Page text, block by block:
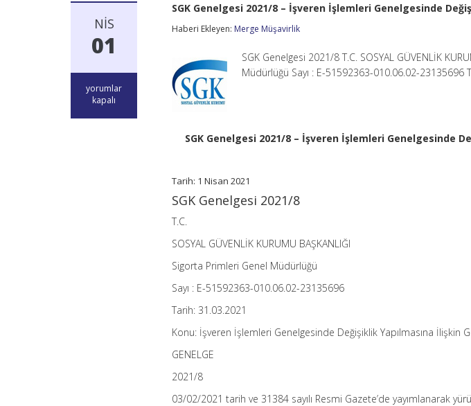
NIS
01
SGK
Genelgesi
yorumlar
kapalı
SGK Genelgesi 2021/8 – İşveren İşlemleri Genelgesinde
Haberi Ekleyen: Merge Müşavirlik
SGK Genelgesi 2021/8 T.C. SOSYAL GÜVENLİK
Müdürlüğü Sayı : E-51592363-010.06.02-23135696
SGK Genelgesi 2021/8 – İşveren İşlemleri Genelgesinde
Tarih: 1 Nisan 2021
SGK Genelgesi 2021/8
T.C.
SOSYAL GÜVENLİK KURUMU BAŞKANLIĞI
Sigorta Primleri Genel Müdürlüğü
Sayı : E-51592363-010.06.02-23135696
Tarih: 31.03.2021
Konu: İşveren İşlemleri Genelgesinde Değişiklik Yapılmasına İlişkin
GENELGE
2021/8
03/02/2021 tarih ve 31384 sayılı Resmi Gazete’de yayımlanarak